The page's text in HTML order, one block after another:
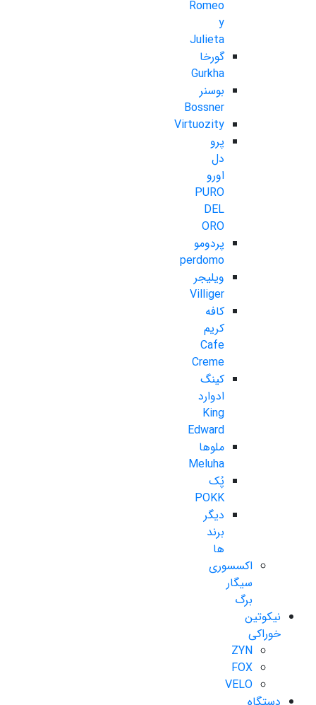
Romeo
y
Julieta
گورخا
Gurkha
بوسنر
Bossner
Virtuozity
پرو
دل
اورو
PURO
DEL
ORO
پردومو
perdomo
ویلیجر
Villiger
کافه
کریم
Cafe
Creme
کینگ
ادوارد
King
Edward
ملوها
Meluha
پُک
POKK
دیگر
برند
ها
اکسسوری
سیگار
برگ
نیکوتین
خوراکی
ZYN
FOX
VELO